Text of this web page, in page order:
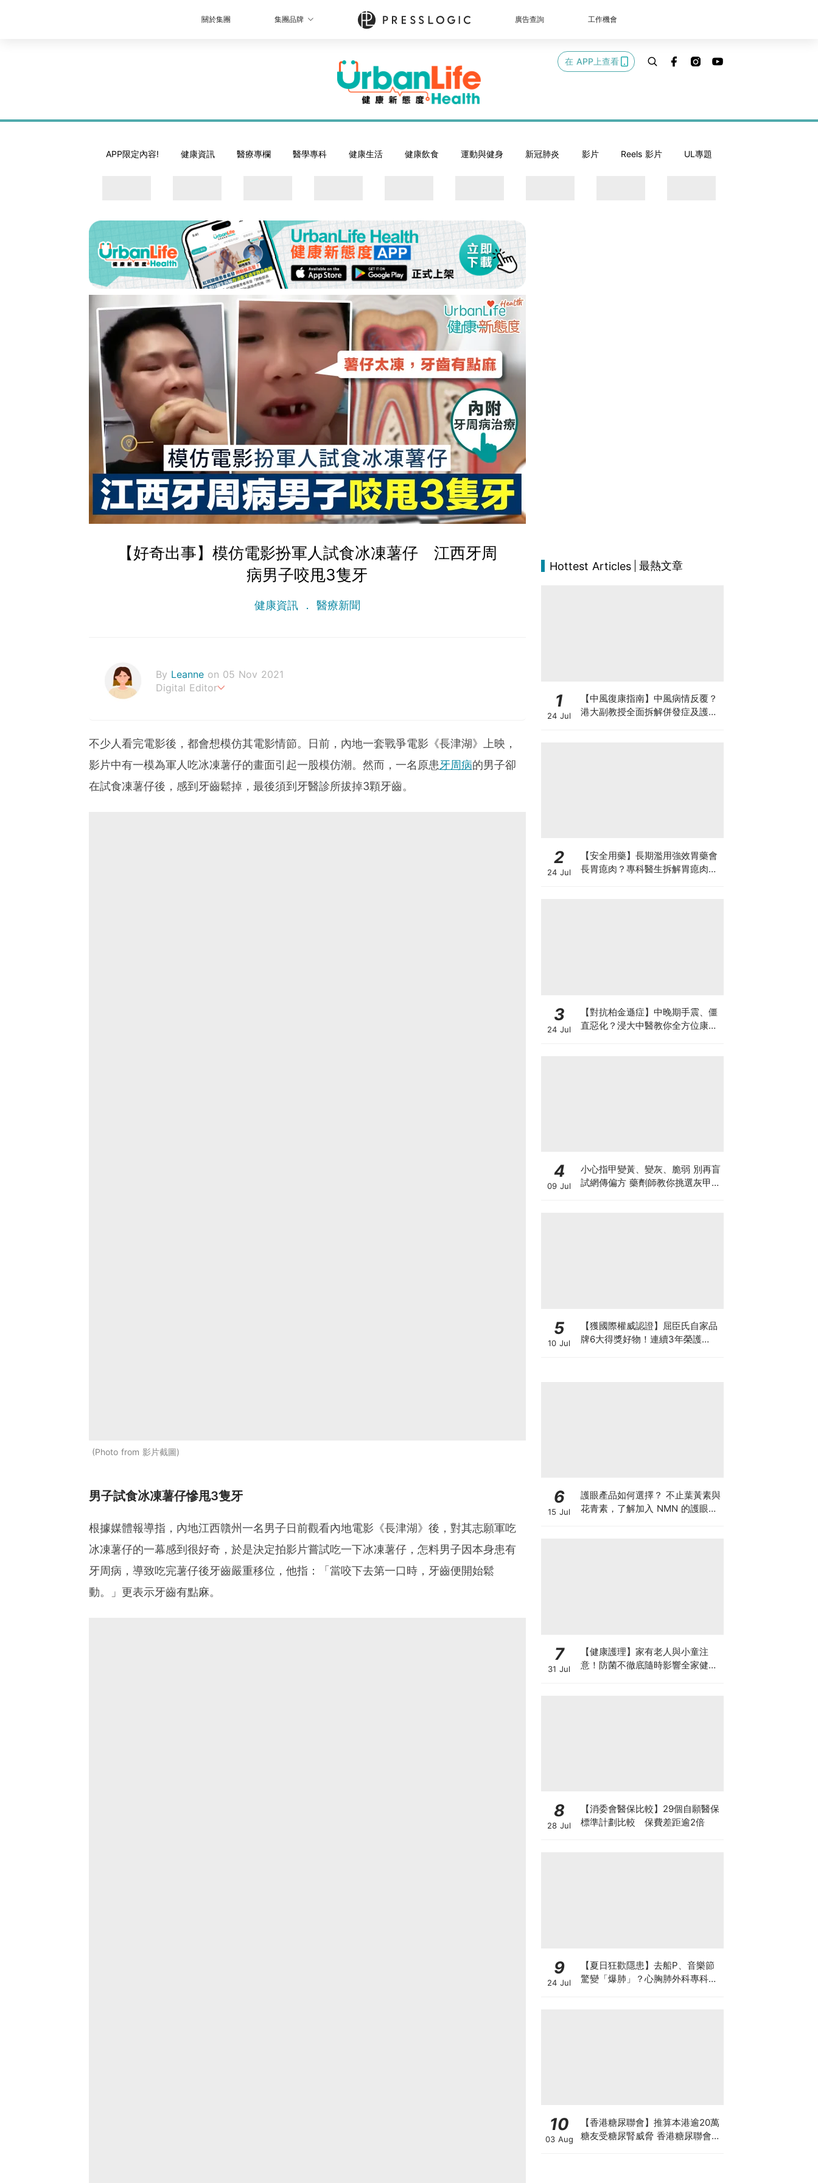
關於集團 集團品牌 廣告查詢 工作機會
在 APP上查看
APP限定內容! 健康資訊 醫療專欄 醫學專科 健康生活 健康飲食 運動與健身 新冠肺炎 影片 Reels 影片 UL專題
【好奇出事】模仿電影扮軍人試食冰凍薯仔 江西牙周
病男子咬甩3隻牙
健康資訊 醫療新聞
By Leanne on 05 Nov 2021
Digital Editor
不少人看完電影後，都會想模仿其電影情節。日前，內地一套戰爭電影《長津湖》上映，
影片中有一模為軍人吃冰凍薯仔的畫面引起一股模仿潮。然而，一名原患牙周病的男子卻
在試食凍薯仔後，感到牙齒鬆掉，最後須到牙醫診所拔掉3顆牙齒。
Photo from 影片截圖
男子試食冰凍薯仔慘甩3隻牙
根據媒體報導指，內地江西贛州一名男子日前觀看內地電影《長津湖》後，對其志願軍吃
冰凍薯仔的一幕感到很好奇，於是決定拍影片嘗試吃一下冰凍薯仔，怎料男子因本身患有
牙周病，導致吃完薯仔後牙齒嚴重移位，他指：「當咬下去第一口時，牙齒便開始鬆
動。」更表示牙齒有點麻。
Hottest Articles 最熱文章
1
24 Jul
【中風復康指南】中風病情反覆？
港大副教授全面拆解併發症及護理
2
24 Jul
【安全用藥】長期濫用強效胃藥會
長胃瘜肉？專科醫生拆解胃瘜肉癌
3
24 Jul
【對抗柏金遜症】中晚期手震、僵
直惡化？浸大中醫教你全方位康復
4
09 Jul
小心指甲變黃、變灰、脆弱 別再盲
試網傳偏方 藥劑師教你挑選灰甲產
5
10 Jul
【獲國際權威認證】屈臣氏自家品
牌6大得獎好物！連續3年榮護
6
15 Jul
護眼產品如何選擇？ 不止葉黃素與
花青素，了解加入 NMN 的護眼方
7
31 Jul
【健康護理】家有老人與小童注
意！防菌不徹底隨時影響全家健康
8
28 Jul
【消委會醫保比較】29個自願醫保
標準計劃比較 保費差距逾2倍
9
24 Jul
【夏日狂歡隱患】去船P、音樂節
驚變「爆肺」？心胸肺外科專科醫
10
03 Aug
【香港糖尿聯會】推算本港逾20萬
糖友受糖尿腎威脅 香港糖尿聯會